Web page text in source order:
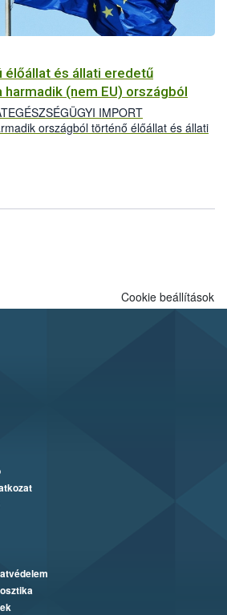
élőállat és állati eredetű
(nem EU) országból
IMPORT
országból történő élőállat és állati
során a szállítmányoknak
import előírásoknak kell
esetben minden EU tagállamban
Cookie beállítások